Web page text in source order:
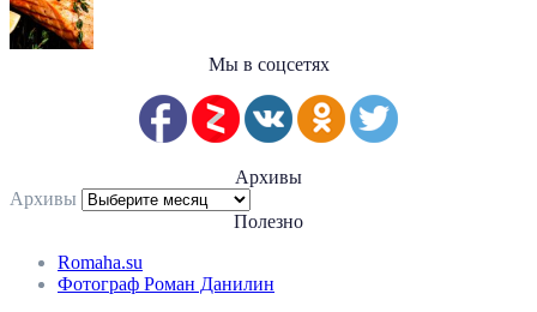
Мы в соцсетях
Архивы
Архивы
Полезно
Romaha.su
Фотограф Роман Данилин